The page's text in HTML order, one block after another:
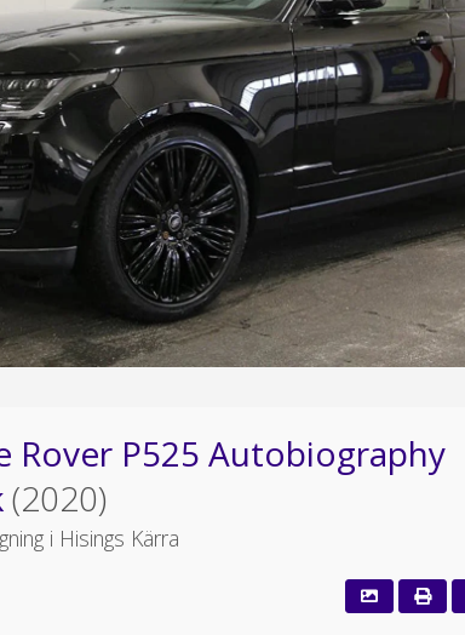
Rover P525 Autobiography
(2020)
i Hisings Kärra